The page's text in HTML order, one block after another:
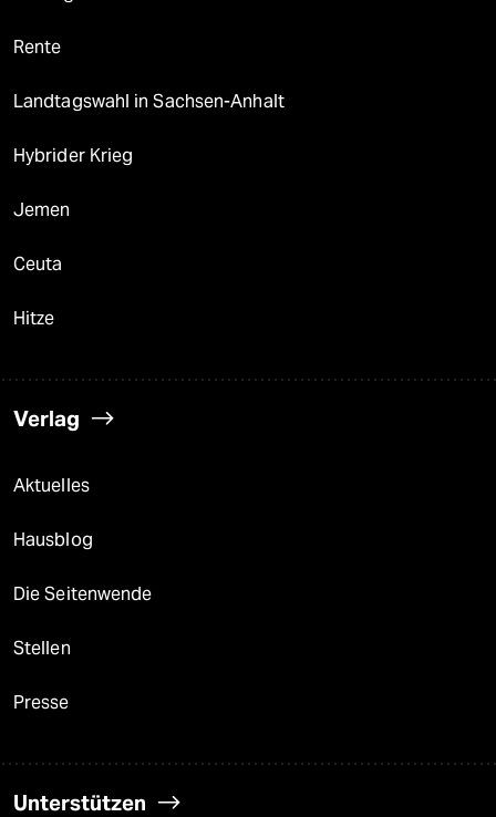
Rente
Landtagswahl in Sachsen-Anhalt
Hybrider Krieg
Jemen
Ceuta
Hitze
Verlag
Aktuelles
Hausblog
Die Seitenwende
Stellen
Presse
Unterstützen